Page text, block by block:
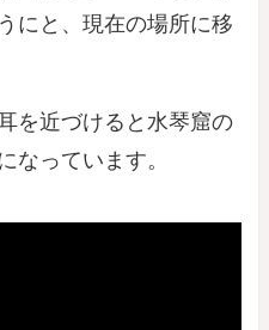
にと、現在の場所に移
を近づけると水琴窟の
なっています。